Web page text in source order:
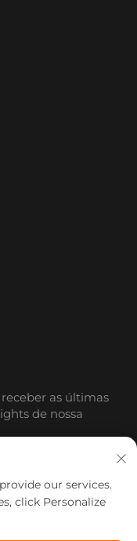
as últimas
de nossa
our services.
click Personalize